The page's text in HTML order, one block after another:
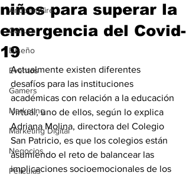
AndeanWire
Cultura
Diseño
Eventos
Gamers
Marketing
Marketing Digital
Negocios
Películas
niños para superar la
emergencia del Covid-
19
Actualmente existen diferentes
desafíos para las instituciones
académicas con relación a la educación
virtual, uno de ellos, según lo explica
Adriana Molina, directora del Colegio
San Patricio, es que los colegios están
asumiendo el reto de balancear las
implicaciones socioemocionales de los